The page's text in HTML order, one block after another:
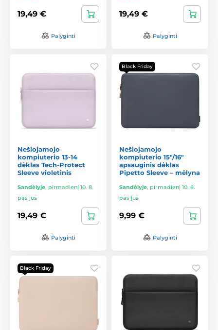
19,49 €
Palyginti
19,49 €
Palyginti
Nešiojamojo
kompiuterio 13-14
dėklas Tech-Protect
Sleeve violetinis
Sandėlyje, pirmadienį 10. 8.
pas jus
19,49 €
Palyginti
Black Friday
Nešiojamojo
kompiuterio 15"/16"
apsauginis dėklas
Pipetto Sleeve – mėlyna
Sandėlyje, pirmadienį 10. 8.
pas jus
9,99 €
Palyginti
Black Friday